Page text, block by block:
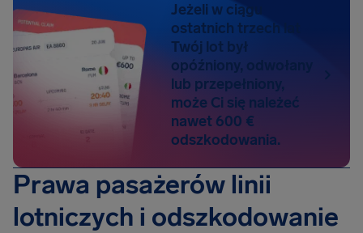
Jeżeli w ciągu
ostatnich trzech lat
Twój lot był
opóźniony, odwołany
lub przepełniony,
może Ci się należeć
nawet 600 €
odszkodowania.
Prawa pasażerów linii
lotniczych i odszkodowanie